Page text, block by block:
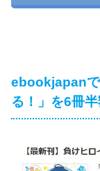
ebookjapanで
る！」を6冊半